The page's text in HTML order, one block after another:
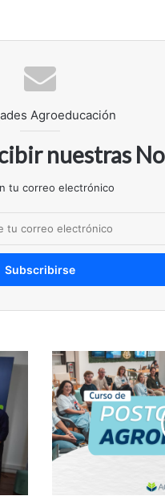
Agroeducación
nuestras
tu correo electrónico
Reinventarse
para
Crecer:
la
apuesta
formativa
que